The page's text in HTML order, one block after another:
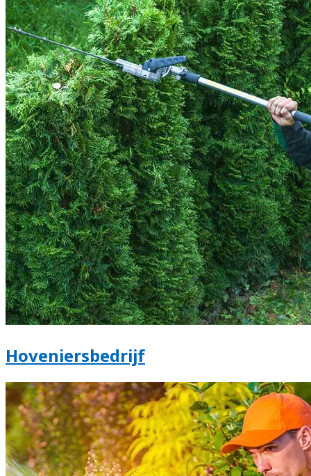
Hoveniersbedrijf